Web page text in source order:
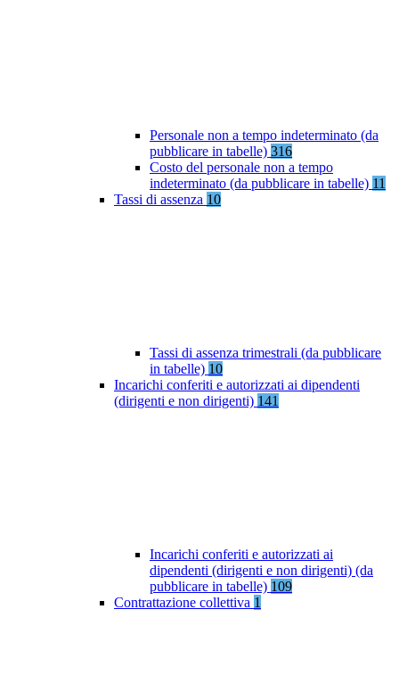
Personale non a tempo indeterminato (da
pubblicare in tabelle) 316
Costo del personale non a tempo
indeterminato (da pubblicare in tabelle) 11
Tassi di assenza 10
Tassi di assenza trimestrali (da pubblicare
in tabelle) 10
Incarichi conferiti e autorizzati ai dipendenti
(dirigenti e non dirigenti) 141
Incarichi conferiti e autorizzati ai
dipendenti (dirigenti e non dirigenti) (da
pubblicare in tabelle) 109
Contrattazione collettiva 1